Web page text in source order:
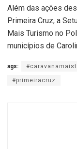
Além das ações
Primeira Cruz, a
Mais Turismo no
municípios de
ags:
#primeiracruz